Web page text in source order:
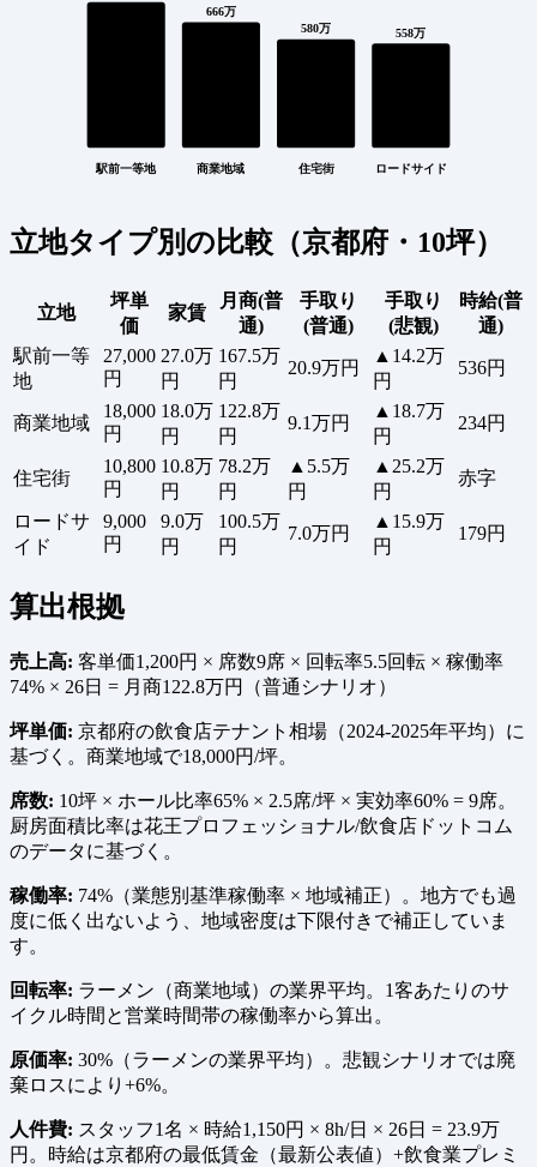
駅前一等地
666万
商業地域
580万
住宅街
558万
ロードサイド
立地タイプ別の比較（京都府・10坪）
立地
坪単
価
家賃
月商(普
通)
手取り
(普通)
手取り
(悲観)
時給(普
通)
駅前一等
地
27,000
円
27.0万
円
167.5万
円
20.9万円
▲14.2万
円
536円
商業地域
18,000
円
18.0万
円
122.8万
円
9.1万円
▲18.7万
円
234円
住宅街
10,800
円
10.8万
円
78.2万
円
▲5.5万
円
▲25.2万
円
赤字
ロードサ
イド
9,000
円
9.0万
円
100.5万
円
7.0万円
▲15.9万
円
179円
算出根拠
売上高: 客単価1,200円 × 席数9席 × 回転率5.5回転 × 稼働率
74% × 26日 = 月商122.8万円（普通シナリオ）
坪単価: 京都府の飲食店テナント相場（2024-2025年平均）に
基づく。商業地域で18,000円/坪。
席数: 10坪 × ホール比率65% × 2.5席/坪 × 実効率60% = 9席。
厨房面積比率は花王プロフェッショナル/飲食店ドットコム
のデータに基づく。
稼働率: 74%（業態別基準稼働率 × 地域補正）。地方でも過
度に低く出ないよう、地域密度は下限付きで補正していま
す。
回転率: ラーメン（商業地域）の業界平均。1客あたりのサ
イクル時間と営業時間帯の稼働率から算出。
原価率: 30%（ラーメンの業界平均）。悲観シナリオでは廃
棄ロスにより+6%。
人件費: スタッフ1名 × 時給1,150円 × 8h/日 × 26日 = 23.9万
円。時給は京都府の最低賃金（最新公表値）+飲食業プレミ